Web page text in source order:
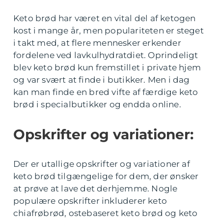
Keto brød har været en vital del af ketogen
kost i mange år, men populariteten er steget
i takt med, at flere mennesker erkender
fordelene ved lavkulhydratdiet. Oprindeligt
blev keto brød kun fremstillet i private hjem
og var svært at finde i butikker. Men i dag
kan man finde en bred vifte af færdige keto
brød i specialbutikker og endda online.
Opskrifter og variationer:
Der er utallige opskrifter og variationer af
keto brød tilgængelige for dem, der ønsker
at prøve at lave det derhjemme. Nogle
populære opskrifter inkluderer keto
chiafrøbrød, ostebaseret keto brød og keto